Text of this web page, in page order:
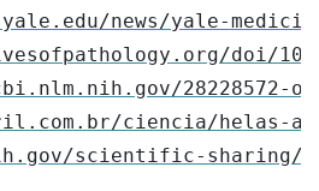
news/yale-
doi/
ciencia/helas-as-
scientific-sharing/